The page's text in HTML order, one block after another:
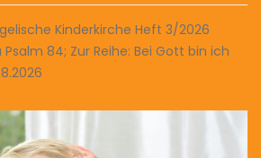
Kinderkirche Heft 3/2026
84; Zur Reihe: Bei Gott bin ich